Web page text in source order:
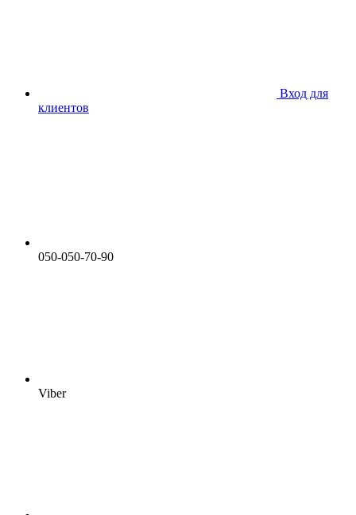
Вход для
клиентов
050-050-70-90
Viber